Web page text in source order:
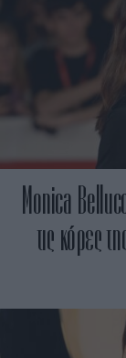
Monica
τις κόρες